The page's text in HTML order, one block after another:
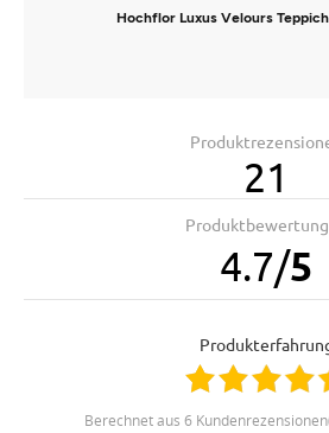
Hochflor Luxus Velours
21
4.7/5
berechnet aus 6